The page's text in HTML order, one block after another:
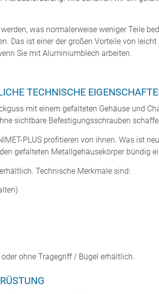
was normalerweise weniger Teile
Das ist einer der großen Vorteile von leicht
Sie mit Aluminiumblech arbeiten.
TECHNISCHE
mit einem gefalteten Gehäuse und
sichtbare Befestigungsschrauben
PLUS profitieren von ihnen. Was ist
gefalteten Metallgehäusekörper bündig
Technische Merkmale sind:
ohne Tragegriff / Bügel erhältlich.